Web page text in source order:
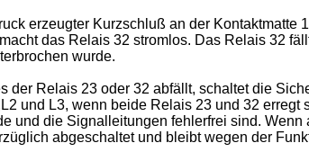
erzeugter Kurzschluß an der
das Relais 32 stromlos. Das Relais 32
wurde.
der Relais 23 oder 32 abfällt, schaltet die
und L3, wenn beide Relais 23 und 32
und die Signalleitungen fehlerfrei sind.
abgeschaltet und bleibt wegen der